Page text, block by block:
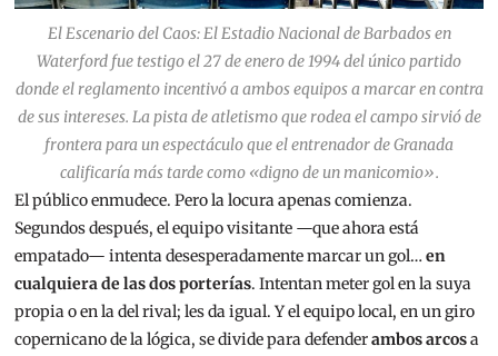
El Escenario del Caos: El Estadio Nacional de Barbados en
Waterford fue testigo el 27 de enero de 1994 del único partido
donde el reglamento incentivó a ambos equipos a marcar en contra
de sus intereses. La pista de atletismo que rodea el campo sirvió de
frontera para un espectáculo que el entrenador de Granada
calificaría más tarde como «digno de un manicomio».
El público enmudece. Pero la locura apenas comienza.
Segundos después, el equipo visitante —que ahora está
empatado— intenta desesperadamente marcar un gol…en
cualquiera de las dos porterías. Intentan meter gol en la suya
propia o en la del rival; les da igual. Y el equipo local, en un giro
copernicano de la lógica, se divide para defenderambos arcosa